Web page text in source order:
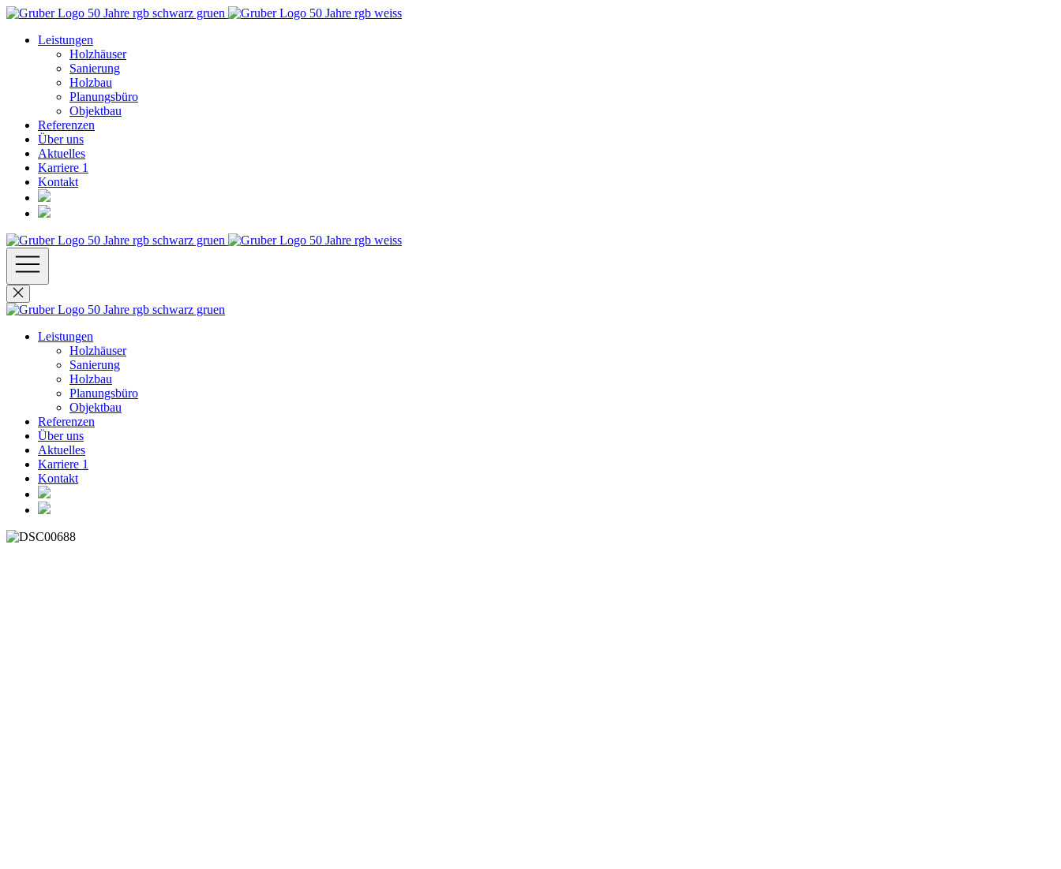
Leistungen
Holzhäuser
Sanierung
Holzbau
Planungsbüro
Objektbau
Referenzen
Über uns
Aktuelles
Karriere 1
Kontakt
Leistungen
Holzhäuser
Sanierung
Holzbau
Planungsbüro
Objektbau
Referenzen
Über uns
Aktuelles
Karriere 1
Kontakt